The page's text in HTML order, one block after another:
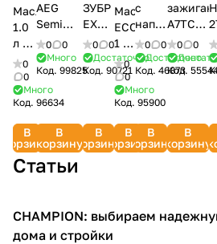
Масло
1.0
л 2T
HP
Plus
STIHL
7028-
516-
0021
0
0
Много
Код. 96634
В
корзину
AEG
Semi
Synthetic
0,1 л
(полусинтетическое,
для 2-
тактных
33200
0
0
Много
Код.99825
В
корзину
ЗУБР
EXTRA
цепное,
1 л,
полусинтетическое
70621-
0
0
Достаточно
Код. 90721
В
корзину
Масло
ECO
1 л
2Т
API
TB
(минеральное)
0
0
Много
Код.95900
В
корзину
с
напильником
3.2
мм
1/4''
STIHL
5605-
4300
0
0
Достаточно
Код.46873
В
корзину
A7TC
(для 4Т
двиг.,
0
0
Код.
В
корзину
Статьи
Пилы
CHAMPION: выбираем
дома и стройки